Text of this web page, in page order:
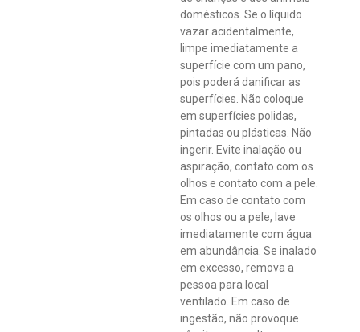
domésticos. Se o líquido
vazar acidentalmente,
limpe imediatamente a
superfície com um pano,
pois poderá danificar as
superfícies. Não coloque
em superfícies polidas,
pintadas ou plásticas. Não
ingerir. Evite inalação ou
aspiração, contato com os
olhos e contato com a pele.
Em caso de contato com
os olhos ou a pele, lave
imediatamente com água
em abundância. Se inalado
em excesso, remova a
pessoa para local
ventilado. Em caso de
ingestão, não provoque